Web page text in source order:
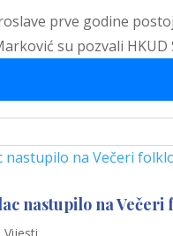
prve godine
su pozvali
nastupilo na